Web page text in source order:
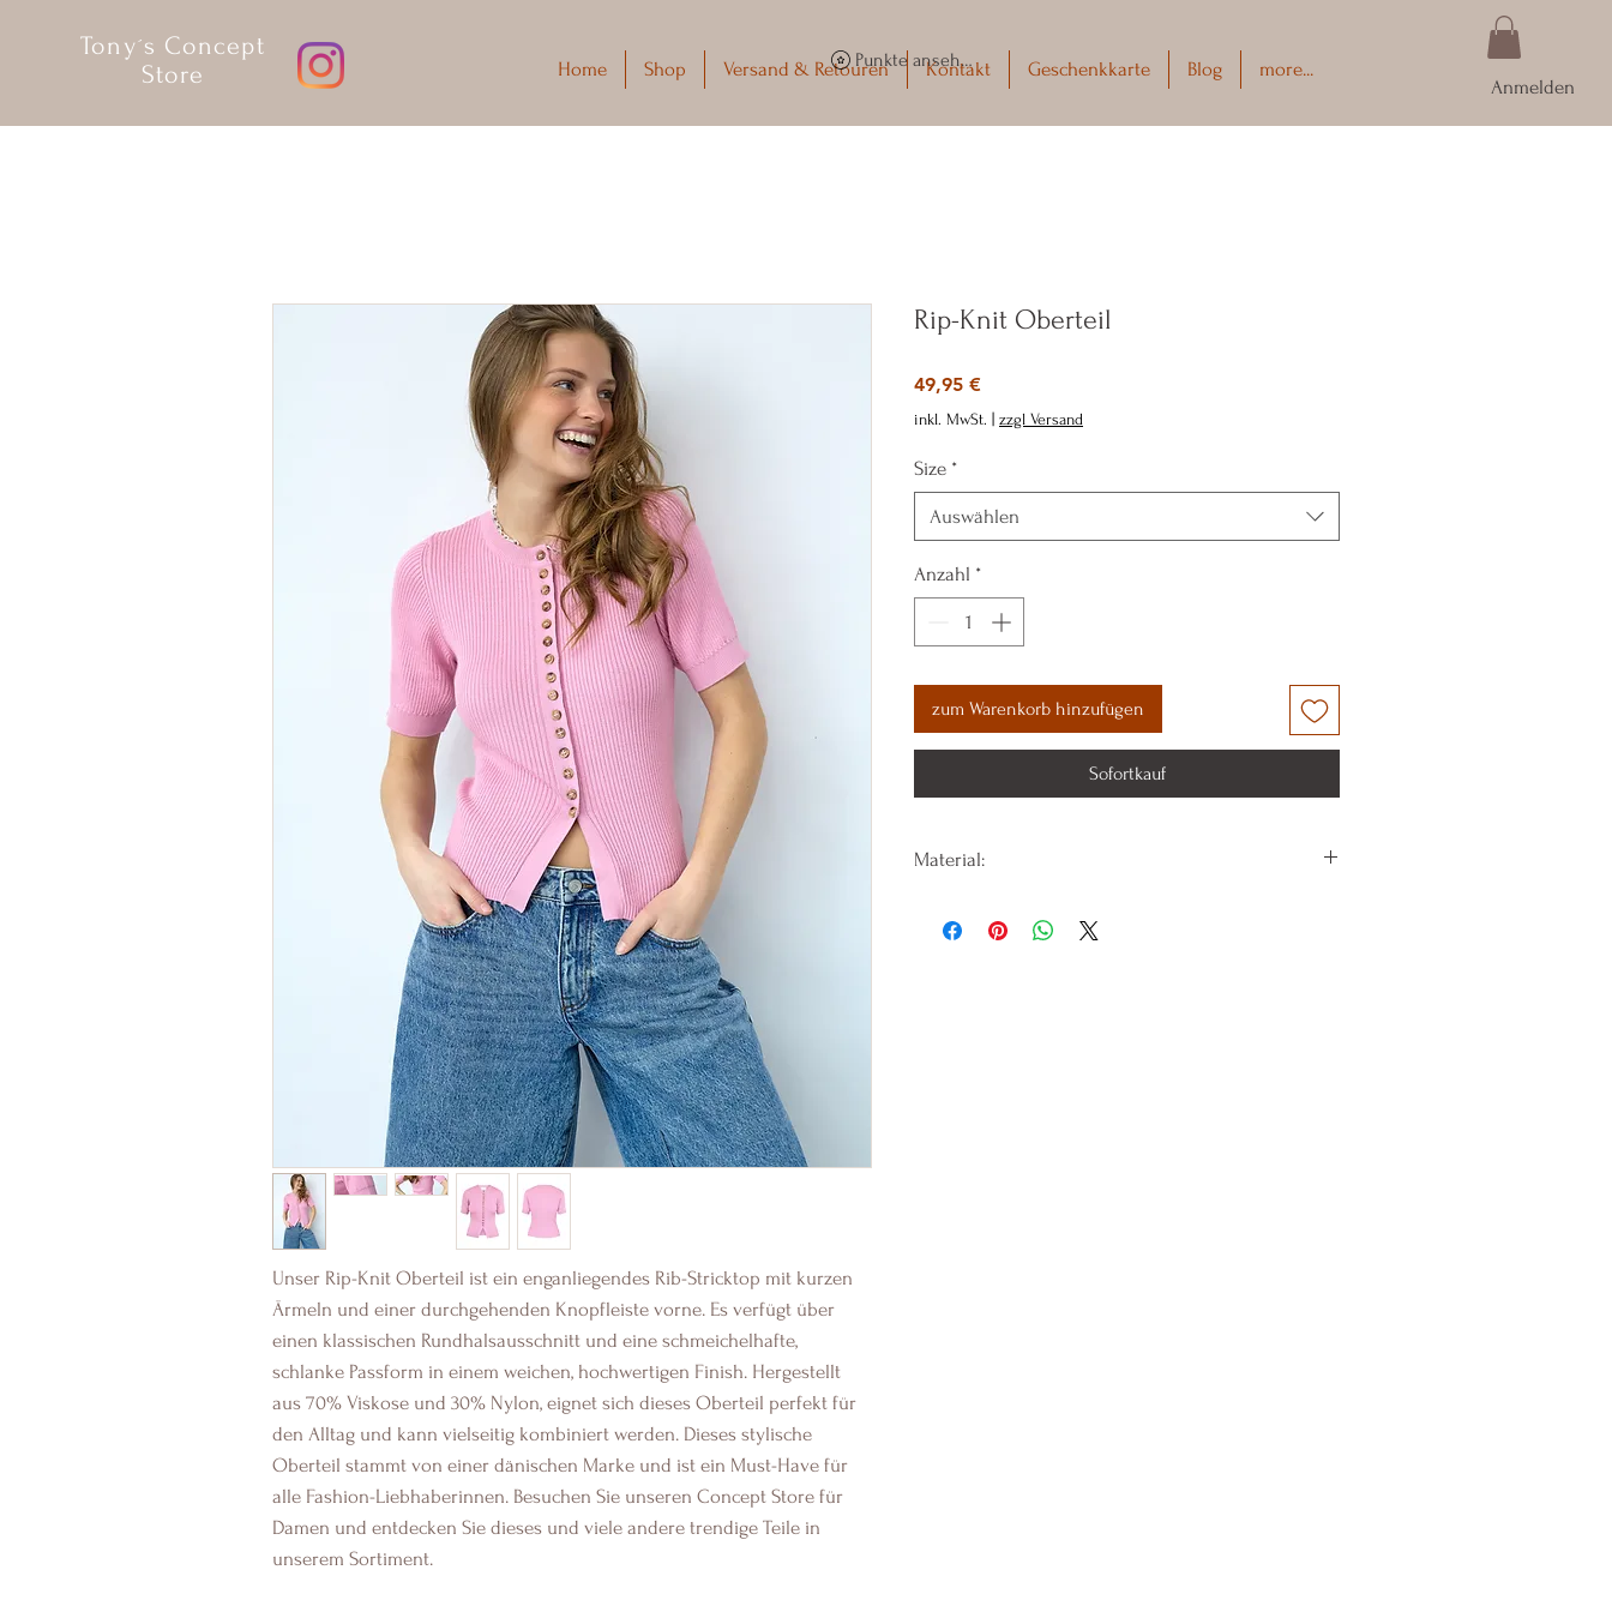
Tony´s Concept
Store
Home Shop Versand & Retouren Kontakt Geschenkkarte Blog
more...
Anmelden
Punkte ansehen
Unser Rip-Knit Oberteil ist ein enganliegendes Rib-Stricktop mit kurzen
Ärmeln und einer durchgehenden Knopfleiste vorne. Es verfügt über
einen klassischen Rundhalsausschnitt und eine schmeichelhafte,
schlanke Passform in einem weichen, hochwertigen Finish. Hergestellt
aus 70% Viskose und 30% Nylon, eignet sich dieses Oberteil perfekt für
den Alltag und kann vielseitig kombiniert werden. Dieses stylische
Oberteil stammt von einer dänischen Marke und ist ein Must-Have für
alle Fashion-Liebhaberinnen. Besuchen Sie unseren Concept Store für
Damen und entdecken Sie dieses und viele andere trendige Teile in
unserem Sortiment.
Rip-Knit Oberteil
49,95 €Preis
inkl. MwSt. zzgl Versand
Size *
Auswählen
Anzahl *
zum Warenkorb hinzufügen
Sofortkauf
Material: